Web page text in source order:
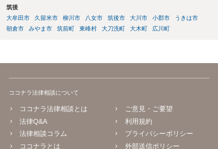
筑後
大牟田市
久留米市 柳川市 八女市 筑後市 大川市 小郡市
うきは市
朝倉市
みやま市 筑前町 東峰村 大刀洗町 大木町 広川町
ココナラ法律相談について
ココナラ法律相談とは
法律Q&A
法律相談コラム
ココナラとは
ご意見・ご要望
利用規約
プライバシーポリシー
外部送信ポリシー